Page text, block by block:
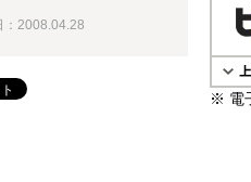
※ 電
：2008.04.28